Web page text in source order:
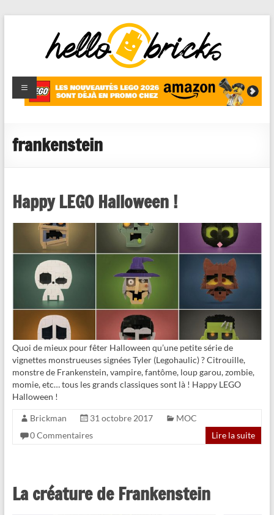
HelloBricks
Blog LEGO,
nouveaut�s
reviews
frankenstein
Happy LEGO Halloween !
Quoi de mieux pour fêter Halloween qu’une petite série de
vignettes monstrueuses signées Tyler (Legohaulic) ? Citrouille,
monstre de Frankenstein, vampire, fantôme, loup garou, zombie,
momie, etc… tous les grands classiques sont là ! Happy LEGO
Halloween !
Brickman 31 octobre 2017
MOC
0 Commentaires
Lire la suite
La créature de Frankenstein